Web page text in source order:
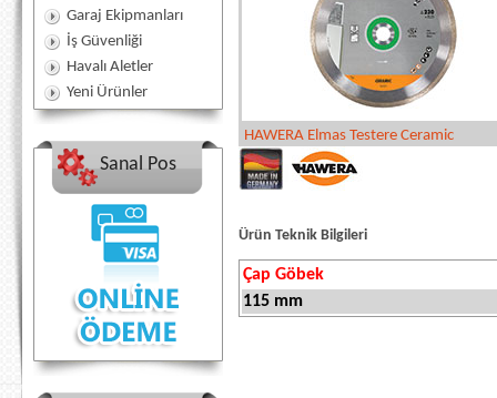
Garaj Ekipmanları
İş Güvenliği
Havalı Aletler
Yeni Ürünler
Sanal Pos
HAWERA Elmas Testere Ceramic
Ürün Teknik Bilgileri
Çap Göbek
115 mm